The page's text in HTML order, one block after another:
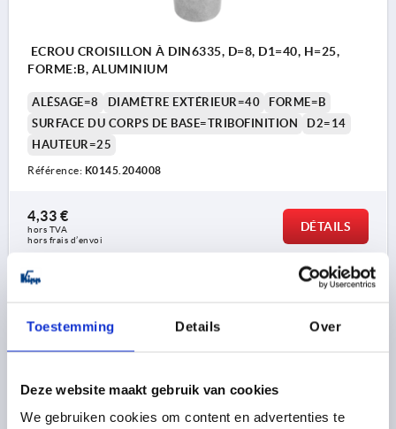
Toestemming Details Over
Deze website maakt gebruik van cookies
We gebruiken cookies om content en advertenties te
ECROU CROISILLON À DIN6335, D=8, D1=40, H=25,
FORME:B, ALUMINIUM
ALÉSAGE=8 DIAMÈTRE EXTÉRIEUR=40
FORME=B
SURFACE DU CORPS DE BASE=TRIBOFINITION
D2=14
HAUTEUR=25
Référence: K0145.204008
4,33 €
hors TVA
hors frais d’envoi
DÉTAILS